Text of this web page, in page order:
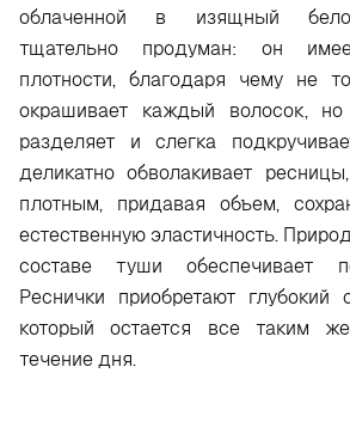
облаченной в изящный
тщательно продуман: он
плотности, благодаря чему не
окрашивает каждый волосок, но
разделяет и слегка
деликатно обволакивает
плотным, придавая объем,
естественную эластичность.
составе туши обеспечивает
Реснички приобретают глубокий
который остается все таким
течение дня.